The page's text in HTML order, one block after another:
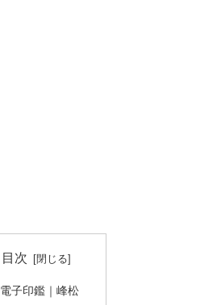
目次
電子印鑑｜峰松